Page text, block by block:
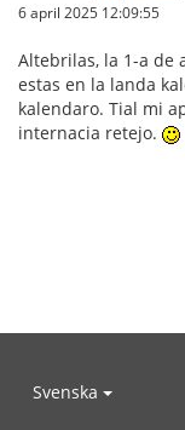
6 april 2025 12:09:55
Altebrilas, la 1-a de
estas en la landa
kalendaro. Tial mi
internacia retejo.
Svenska